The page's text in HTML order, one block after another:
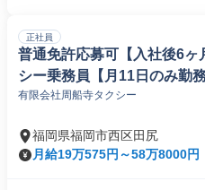
正社員
普通免許応募可【入社後6ヶ
シー乗務員【月11日のみ勤務
有限会社周船寺タクシー
福岡県福岡市西区田尻
月給19万575円～58万8000円